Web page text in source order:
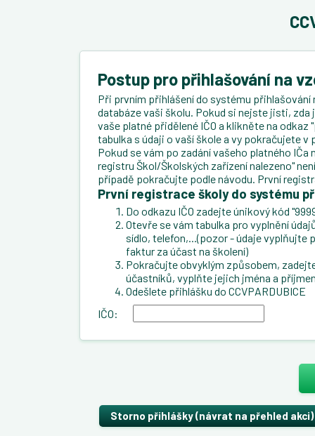
Postup pro přihlašování na
Při prvním přihlášení do systému
databáze vaši školu. Pokud si nejste jisti, zda
vaše platné přidělené IČO a klikněte na
tabulka s údaji o vaší škole a vy pokračujete
Pokud se vám po zadání vašeho platného IČa
registru Škol/Školských zařízení nalezeno"
případě pokračujte podle návodu. První
První registrace školy do systému
Do odkazu IČO zadejte únikový kód
Otevře se vám tabulka pro vyplnění
sídlo, telefon,...(pozor - údaje vyplňujte
faktur za účast na školení)
Pokračujte obvyklým způsobem,
účastníků, vyplňte jejich jména a
Odešlete přihlášku do CCVPARDUBICE
IČO:
Storno přihlášky (návrat na přehled akci)